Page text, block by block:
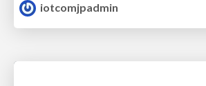
iotcomjpadmin